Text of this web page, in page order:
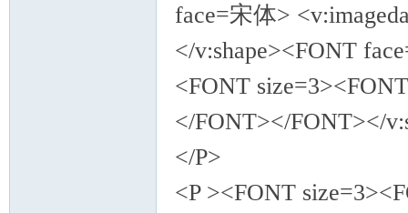
face=宋体>
</v:shape><FONT
<FONT
</FONT></FONT></
</P>
<P ><FONT